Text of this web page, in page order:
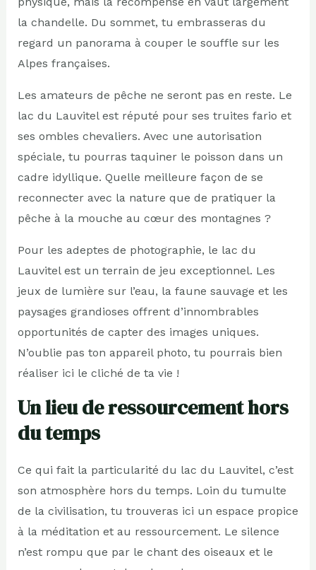
la chandelle. Du sommet, tu embrasseras du
regard un panorama à couper le souffle sur les
Alpes françaises.
Les amateurs de pêche ne seront pas en reste. Le
lac du Lauvitel est réputé pour ses truites fario et
ses ombles chevaliers. Avec une autorisation
spéciale, tu pourras taquiner le poisson dans un
cadre idyllique. Quelle meilleure façon de se
reconnecter avec la nature que de pratiquer la
pêche à la mouche au cœur des montagnes ?
Pour les adeptes de photographie, le lac du
Lauvitel est un terrain de jeu exceptionnel. Les
jeux de lumière sur l’eau, la faune sauvage et les
paysages grandioses offrent d’innombrables
opportunités de capter des images uniques.
N’oublie pas ton appareil photo, tu pourrais bien
réaliser ici le cliché de ta vie !
Un lieu de ressourcement hors
du temps
Ce qui fait la particularité du lac du Lauvitel, c’est
son atmosphère hors du temps. Loin du tumulte
de la civilisation, tu trouveras ici un espace propice
à la méditation et au ressourcement. Le silence
n’est rompu que par le chant des oiseaux et le